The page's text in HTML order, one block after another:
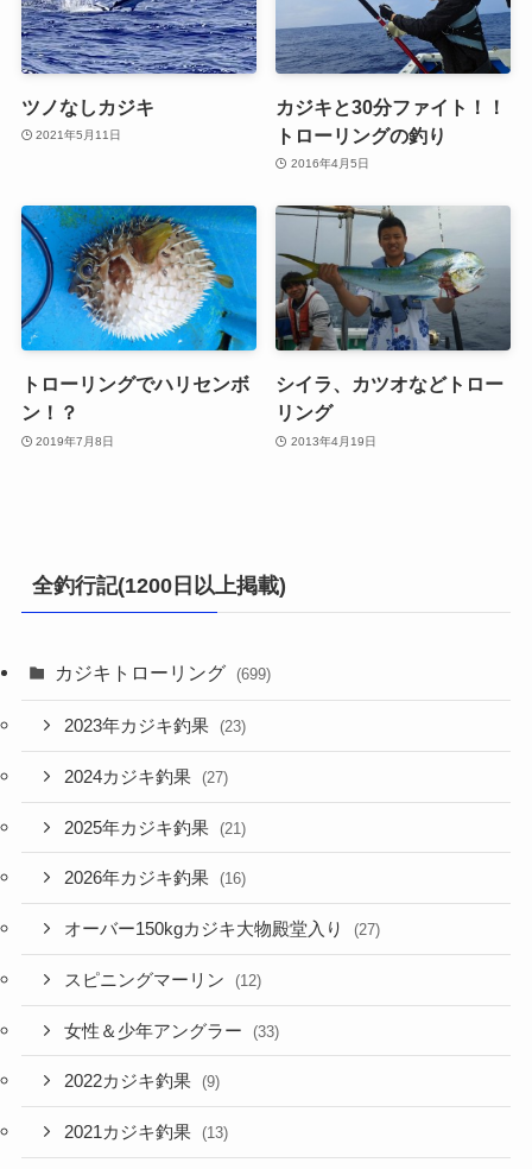
ツノなしカジキ
2021年5月11日
カジキと30分ファイト！！
トローリングの釣り
2016年4月5日
トローリングでハリセンボ
ン！？
2019年7月8日
シイラ、カツオなどトロー
リング
2013年4月19日
全釣行記(1200日以上掲載)
カジキトローリング (699)
2023年カジキ釣果 (23)
2024カジキ釣果 (27)
2025年カジキ釣果 (21)
2026年カジキ釣果 (16)
オーバー150kgカジキ大物殿堂入り (27)
スピニングマーリン (12)
女性＆少年アングラー (33)
2022カジキ釣果 (9)
2021カジキ釣果 (13)